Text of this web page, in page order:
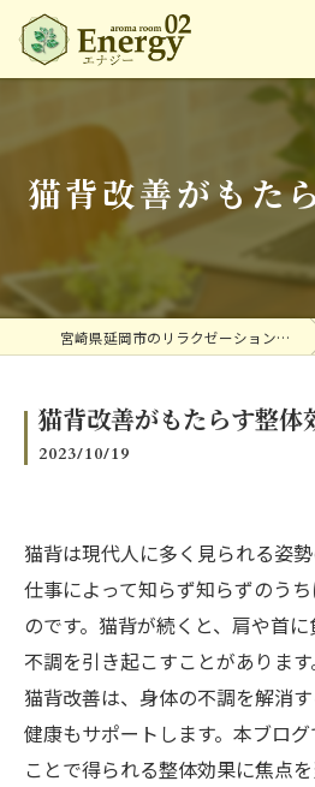
猫背改善がもた
宮崎県延岡市のリラクゼーションならアロマルームエナジー
猫背改善がもたらす整体
2023/10/19
猫背は現代人に多く見られる姿
仕事によって知らず知らずのう
のです。猫背が続くと、肩や首
不調を引き起こすことがありま
猫背改善は、身体の不調を解消
健康もサポートします。本ブロ
ことで得られる整体効果に焦点